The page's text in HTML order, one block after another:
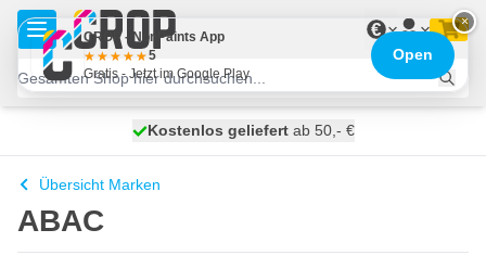
Zum Inhalt springen
€
heute versendet
Kostenlos geliefertab 50,- €
100 Tage
Übersicht Marken
ABAC
×
CROP - NonPaints App
5
Gratis - Jetzt im Google Play
Open